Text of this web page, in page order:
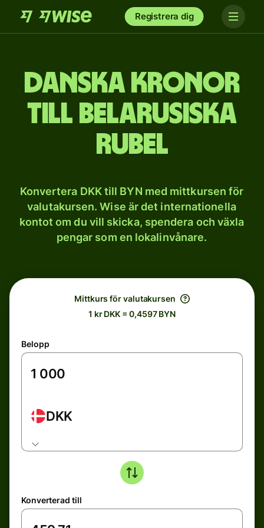
Registrera dig
Danska kronor
till belarusiska
rubel
Konvertera DKK till BYN med mittkursen för
valutakursen. Wise är det internationella
kontot om du vill skicka, spendera och växla
pengar som en lokalinvånare.
Mittkurs för valutakursen
1 kr DKK = 0,4597 BYN
Belopp
DKK
Konverterad till